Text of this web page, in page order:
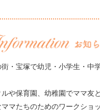
・宝塚で幼児・小学生・中
や保育園、幼稚園でママ友
マたちのためのワークショ